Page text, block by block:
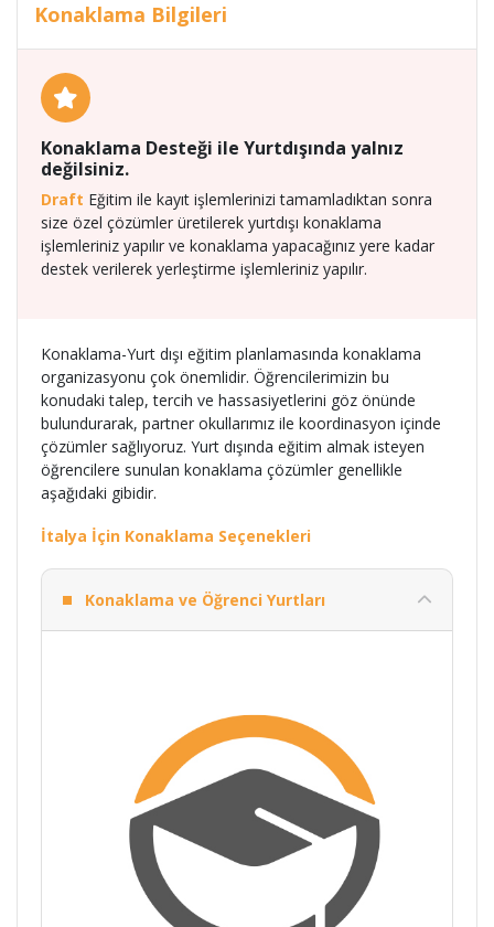
Konaklama Bilgileri
Konaklama Desteği ile Yurtdışında yalnız
değilsiniz.
Draft Eğitim ile kayıt işlemlerinizi tamamladıktan sonra
size özel çözümler üretilerek yurtdışı konaklama
işlemleriniz yapılır ve konaklama yapacağınız yere kadar
destek verilerek yerleştirme işlemleriniz yapılır.
Konaklama-Yurt dışı eğitim planlamasında konaklama
organizasyonu çok önemlidir. Öğrencilerimizin bu
konudaki talep, tercih ve hassasiyetlerini göz önünde
bulundurarak, partner okullarımız ile koordinasyon içinde
çözümler sağlıyoruz. Yurt dışında eğitim almak isteyen
öğrencilere sunulan konaklama çözümler genellikle
aşağıdaki gibidir.
İtalya İçin Konaklama Seçenekleri
Konaklama ve Öğrenci Yurtları